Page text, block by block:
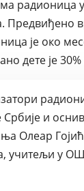
радионица
Предвиђено
је око
дете је
и
Олеар
учитељи у